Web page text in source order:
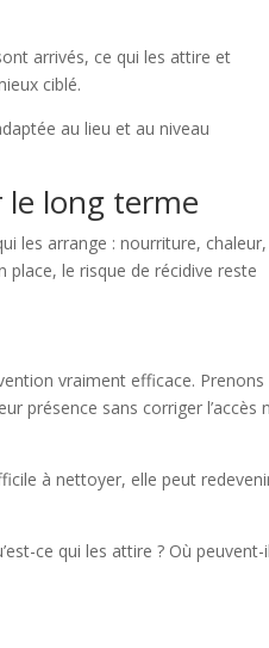
arrivés, ce qui les attire et
ciblé.
au lieu et au niveau
le long terme
les arrange : nourriture, chaleur,
le risque de récidive reste
vraiment efficace. Prenons
présence sans corriger l’accès
à nettoyer, elle peut
ce qui les attire ? Où peuvent-